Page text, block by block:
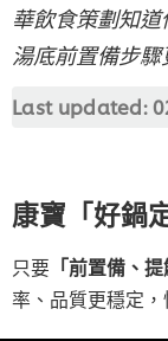
華飲食策劃知
湯底前置備步
Last updated:
康寶「好鍋
只要 「前置備、
率、品質更穩定，